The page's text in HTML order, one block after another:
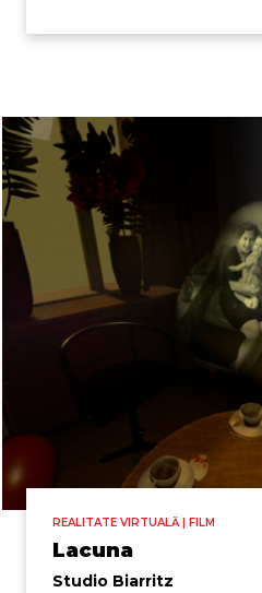
REALITATE VIRTUALĂ | FILM
Lacuna
Studio Biarritz